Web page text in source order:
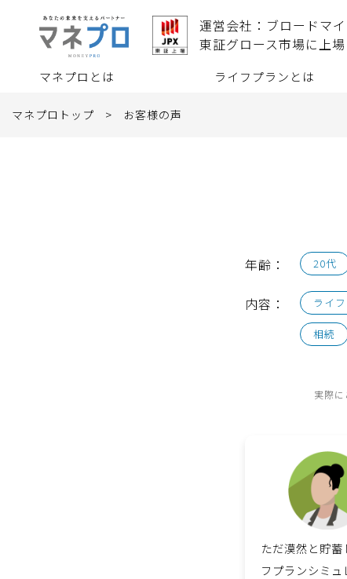
運営会社：ブロードマ
東証グロース市場に上場
マネプロとは ライフプランとは
マネプロトップ > お客様の声
年齢： 20代
内容： ライ
相続
実際
ただ漠然と貯
フプランシミ